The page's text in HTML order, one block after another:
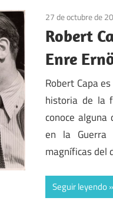
27 de octubre de
Robert
Enre
Robert Capa
historia de la
conoce
en la Guerra
magníficas del
Seguir leyendo